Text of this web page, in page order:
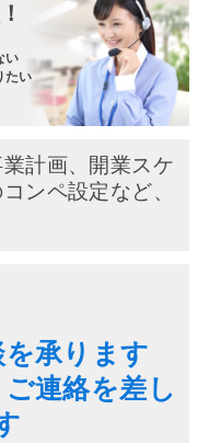
い
たい
計画、開業スケ
ンペ設定など、
承ります
連絡を差し